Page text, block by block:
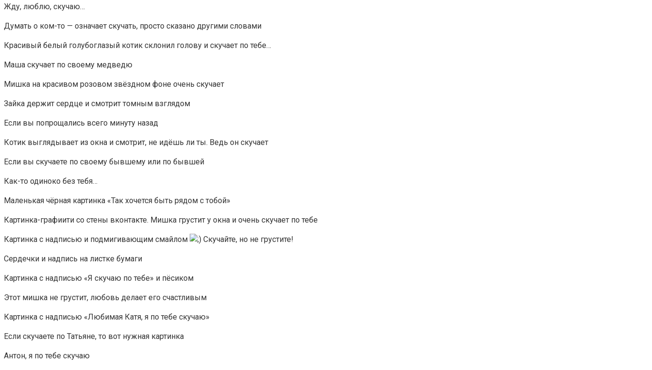
Жду, люблю, скучаю…
Думать о ком-то — означает скучать, просто сказано другими словами
Красивый белый голубоглазый котик склонил голову и скучает по тебе…
Маша скучает по своему медведю
Мишка на красивом розовом звёздном фоне очень скучает
Зайка держит сердце и смотрит томным взглядом
Если вы попрощались всего минуту назад
Котик выглядывает из окна и смотрит, не идёшь ли ты. Ведь он скучает
Если вы скучаете по своему бывшему или по бывшей
Как-то одиноко без тебя…
Маленькая чёрная картинка «Так хочется быть рядом с тобой»
Картинка-графиити со стены вконтакте. Мишка грустит у окна и очень скучает по тебе
Картинка с надписью и подмигивающим смайлом Скучайте, но не грустите!
Сердечки и надпись на листке бумаги
Картинка с надписью «Я скучаю по тебе» и пёсиком
Этот мишка не грустит, любовь делает его счастливым
Картинка с надписью «Любимая Катя, я по тебе скучаю»
Если скучаете по Татьяне, то вот нужная картинка
Антон, я по тебе скучаю